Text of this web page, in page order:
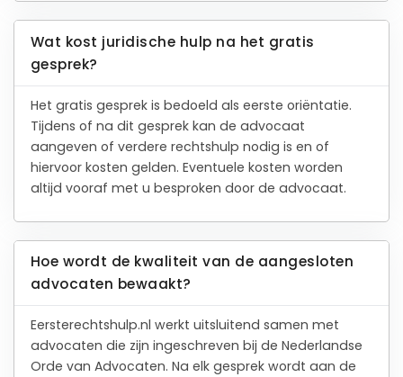
Wat kost juridische hulp na het gratis
gesprek?
Het gratis gesprek is bedoeld als eerste oriëntatie.
Tijdens of na dit gesprek kan de advocaat
aangeven of verdere rechtshulp nodig is en of
hiervoor kosten gelden. Eventuele kosten worden
altijd vooraf met u besproken door de advocaat.
Hoe wordt de kwaliteit van de aangesloten
advocaten bewaakt?
Eersterechtshulp.nl werkt uitsluitend samen met
advocaten die zijn ingeschreven bij de Nederlandse
Orde van Advocaten. Na elk gesprek wordt aan de